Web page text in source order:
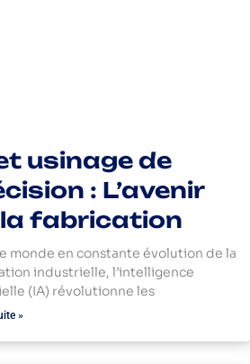
usinage de
: L’avenir
fabrication
monde en constante évolution de la
industrielle, l’intelligence
(IA) révolutionne les
»